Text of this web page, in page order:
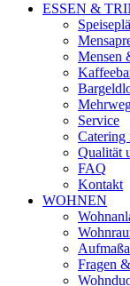
ESSEN &
Mensen
Service
Catering
Qualität
FAQ
Kontakt
WOHNEN
Fragen